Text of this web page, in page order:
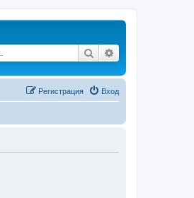
Поиск
Вход
Регистрация